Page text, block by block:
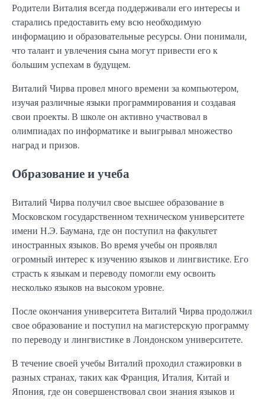
Родители Виталия всегда поддерживали его интересы и
старались предоставить ему всю необходимую
информацию и образовательные ресурсы. Они понимали,
что талант и увлечения сына могут привести его к
большим успехам в будущем.
Виталий Чирва провел много времени за компьютером,
изучая различные языки программирования и создавая
свои проекты. В школе он активно участвовал в
олимпиадах по информатике и выигрывал множество
наград и призов.
Образование и учеба
Виталий Чирва получил свое высшее образование в
Московском государственном техническом университете
имени Н.Э. Баумана, где он поступил на факультет
иностранных языков. Во время учебы он проявлял
огромный интерес к изучению языков и лингвистике. Его
страсть к языкам и переводу помогли ему освоить
несколько языков на высоком уровне.
После окончания университета Виталий Чирва продолжил
свое образование и поступил на магистерскую программу
по переводу и лингвистике в Лондонском университете.
В течение своей учебы Виталий проходил стажировки в
разных странах, таких как Франция, Италия, Китай и
Япония, где он совершенствовал свои знания языков и